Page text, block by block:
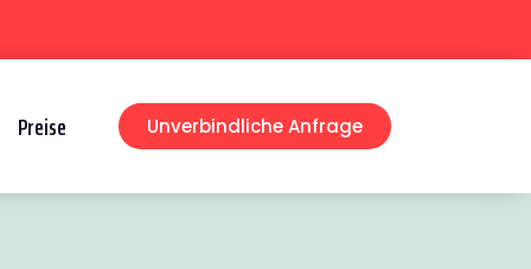
Preise Unverbindliche Anfrage